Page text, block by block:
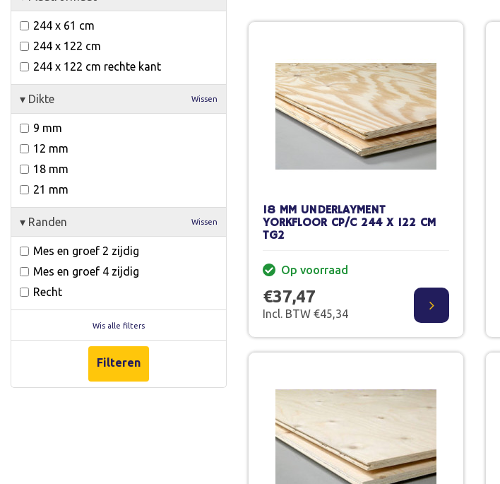
244 x 61 cm
244 x 122 cm
244 x 122 cm rechte kant
▾ Dikte Wissen
9 mm
12 mm
18 mm
21 mm
▾ Randen Wissen
Mes en groef 2 zijdig
Mes en groef 4 zijdig
Recht
Wis alle filters
Filteren
18 MM UNDERLAYMENT
YORKFLOOR CP/C 244 X 122 CM
TG2
Op voorraad
€37,47
Incl. BTW €45,34